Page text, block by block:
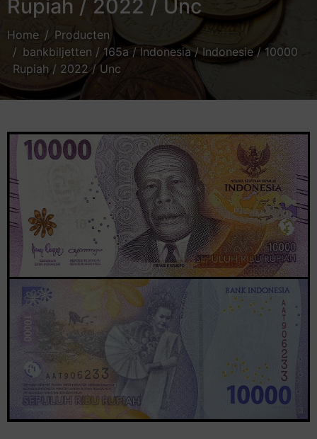
Rupiah / 2022 / Unc
Home
Producten
bankbiljetten / 165a / Indonesia / Indonesie / 10000
Rupiah / 2022 / Unc